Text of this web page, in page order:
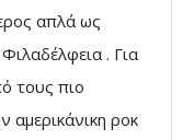
απλά ως
. Για
τους πιο
αμερικάνικη ροκ